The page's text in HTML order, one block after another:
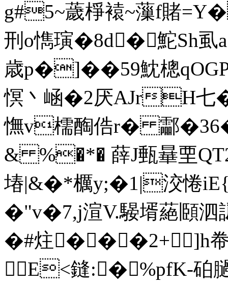
g#5~薉棦褤~薻f賭
刑o懏璌�8d� 鮀Sh
歳p�]��59魫樬
慏丶崡�2厌AJrH七
憮v檽醄俈r� 酃
& %�*� 薛J甀曅垔
堾|&�*櫔y;�1|洨惓
�"v�7,j渲V.騴壻蕝頥泗
�#炷���2+]h帣
E<鏠:�%pfK-砶